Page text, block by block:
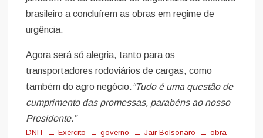
brasileiro a concluírem as obras em regime de
urgência.
Agora será só alegria, tanto para os
transportadores rodoviários de cargas, como
também do agro negócio.“Tudo é uma questão de
cumprimento das promessas, parabéns ao nosso
Presidente.”
DNIT Exército governo Jair Bolsonaro obra